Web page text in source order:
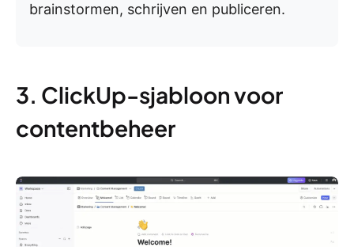
brainstormen, schrijven en publiceren.
3. ClickUp-sjabloon voor
contentbeheer